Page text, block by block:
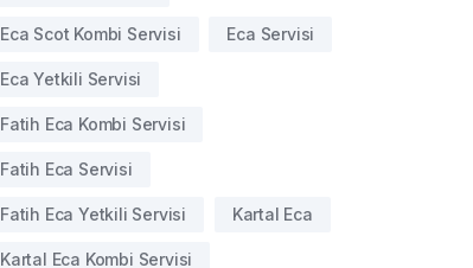
Eca Scot Kombi Servisi Eca Servisi
Eca Yetkili Servisi
Fatih Eca Kombi Servisi
Fatih Eca Servisi
Fatih Eca Yetkili Servisi Kartal Eca
Kartal Eca Kombi Servisi